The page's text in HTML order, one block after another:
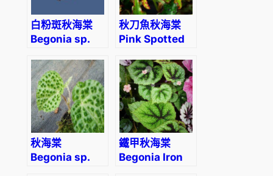
白粉斑秋海棠
Begonia sp.
Pink)
秋刀魚秋海棠
Pink Spotted
(Begonia
amphioxus)
秋海棠
Begonia sp.
鐵甲秋海棠
Begonia Iron